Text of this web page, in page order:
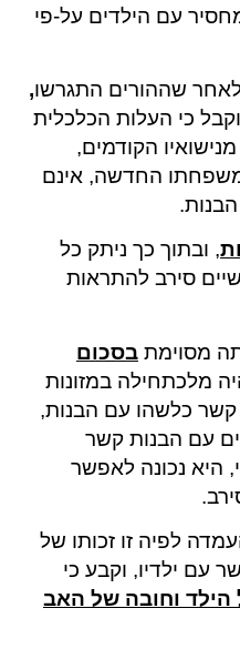
עם הילדים על-פי
שההורים התגרשו,
כי העלות הכלכלית
הקודמים,
החדשה, אינם
, ובתוך כך ניתק כל
סירב להתראות
מסוימת בסכום
מלכתחילה במזונות
קשר כלשהו עם הבנות,
עם הבנות קשר
היא נכונה לאפשר
לפיה זו זכותו של
עם ילדיו, וקבע כי
הילד וחובה של האב